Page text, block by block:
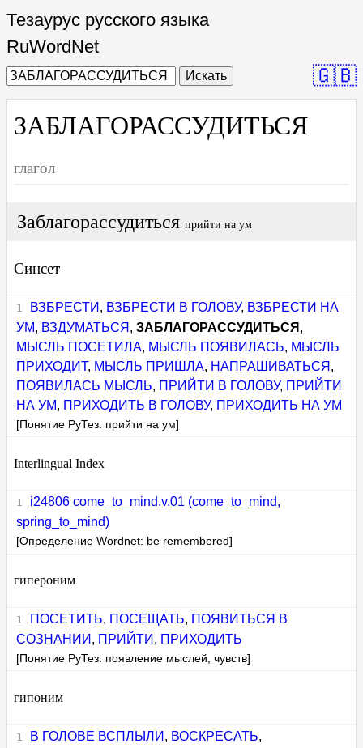
Тезаурус русского языка
RuWordNet
Искать 🇬🇧
ЗАБЛАГОРАССУДИТЬСЯ
глагол
Заблагорассудиться прийти на ум
Синсет
ВЗБРЕСТИ , ВЗБРЕСТИ В ГОЛОВУ, ВЗБРЕСТИ НА
УМ, ВЗДУМАТЬСЯ ,ЗАБЛАГОРАССУДИТЬСЯ ,
МЫСЛЬ ПОСЕТИЛА, МЫСЛЬ ПОЯВИЛАСЬ, МЫСЛЬ
ПРИХОДИТ, МЫСЛЬ ПРИШЛА, НАПРАШИВАТЬСЯ ,
ПОЯВИЛАСЬ МЫСЛЬ, ПРИЙТИ В ГОЛОВУ, ПРИЙТИ
НА УМ, ПРИХОДИТЬ В ГОЛОВУ, ПРИХОДИТЬ НА УМ
[Понятие РуТез: прийти на ум]
Interlingual Index
i24806 come_to_mind.v.01 (come_to_mind,
spring_to_mind)
[Определение Wordnet: be remembered]
гипероним
ПОСЕТИТЬ, ПОСЕЩАТЬ, ПОЯВИТЬСЯ В
СОЗНАНИИ , ПРИЙТИ , ПРИХОДИТЬ
[Понятие РуТез: появление мыслей, чувств]
гипоним
В ГОЛОВЕ ВСПЛЫЛИ , ВОСКРЕСАТЬ,